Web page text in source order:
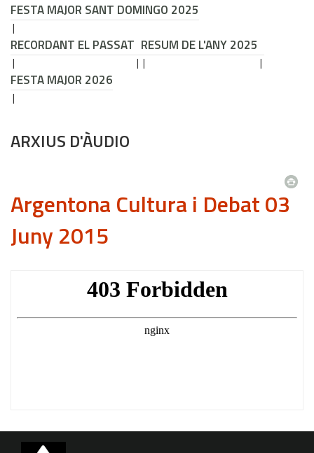
FESTA MAJOR SANT DOMINGO 2025
RECORDANT EL PASSAT RESUM DE L'ANY 2025
FESTA MAJOR 2026
ARXIUS D'ÀUDIO
Argentona Cultura i Debat 03
Juny 2015